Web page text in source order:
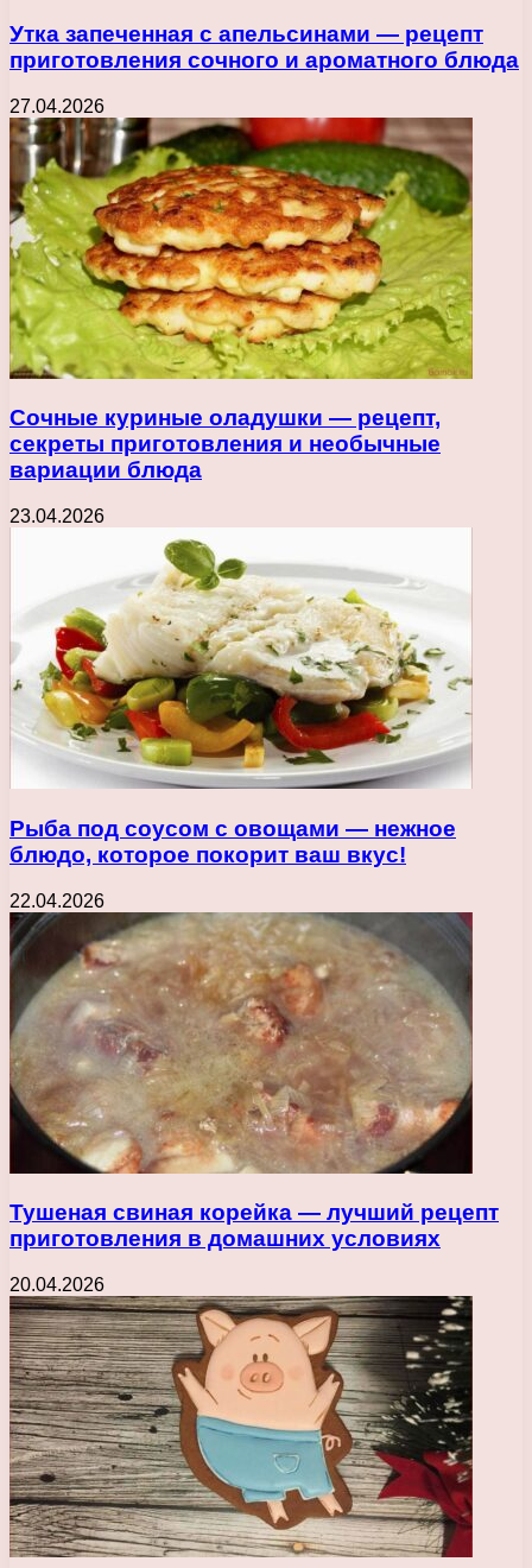
Утка запеченная с апельсинами — рецепт
приготовления сочного и ароматного блюда
27.04.2026
Сочные куриные оладушки — рецепт,
секреты приготовления и необычные
вариации блюда
23.04.2026
Рыба под соусом с овощами — нежное
блюдо, которое покорит ваш вкус!
22.04.2026
Тушеная свиная корейка — лучший рецепт
приготовления в домашних условиях
20.04.2026